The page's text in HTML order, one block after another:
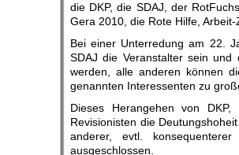
die DKP, die SDAJ, der
Gera 2010, die Rote Hilfe,
Bei einer Unterredung am 22.
SDAJ die Veranstalter sein und
werden, alle anderen können
genannten Interessenten zu
Dieses Herangehen von
Revisionisten die
anderer, evtl.
ausgeschlossen.